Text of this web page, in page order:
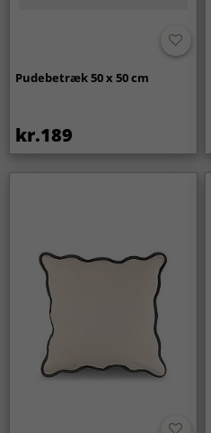
Pudebetræk 50 x 50 cm
kr.189